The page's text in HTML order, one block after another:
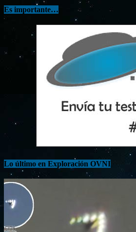
Es importante…
Lo último en Exploración OVNI